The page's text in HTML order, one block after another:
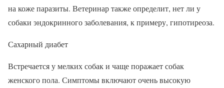
на коже паразиты. Ветеринар также определит, нет ли у
собаки эндокринного заболевания, к примеру, гипотиреоза.
Сахарный диабет
Встречается у мелких собак и чаще поражает собак
женского пола. Симптомы включают очень высокую